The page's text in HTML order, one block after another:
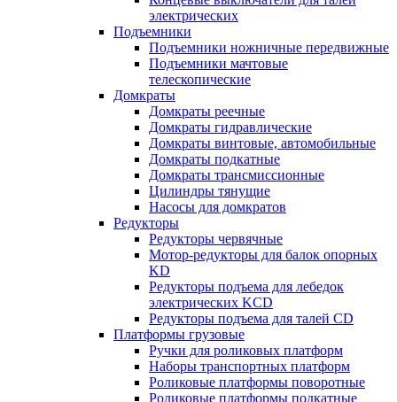
электрических
Подъемники
Подъемники ножничные передвижные
Подъемники мачтовые
телескопические
Домкраты
Домкраты реечные
Домкраты гидравлические
Домкраты винтовые, автомобильные
Домкраты подкатные
Домкраты трансмиссионные
Цилиндры тянущие
Насосы для домкратов
Редукторы
Редукторы червячные
Мотор-редукторы для балок опорных
KD
Редукторы подъема для лебедок
электрических KCD
Редукторы подъема для талей CD
Платформы грузовые
Ручки для роликовых платформ
Наборы транспортных платформ
Роликовые платформы поворотные
Роликовые платформы подкатные